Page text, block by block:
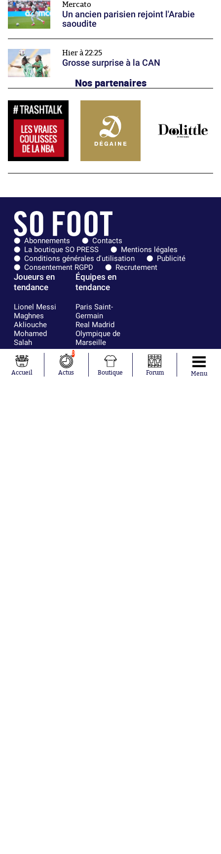
Mercato
Un ancien parisien rejoint l'Arabie
saoudite
Hier à 22:25
Grosse surprise à la CAN
Nos partenaires
Abonnements
Contacts
La boutique SO PRESS
Mentions légales
Conditions générales d'utilisation
Publicité
Consentement RGPD
Recrutement
Joueurs en
tendance
Lionel Messi
Maghnes
Akliouche
Mohamed
Salah
Neymar
Julián Álvarez
Ferrán Torres
Kilian Corredor
Équipes en
tendance
Paris Saint-
Germain
Real Madrid
Olympique de
Marseille
FIFA
FC Barcelone
Argentine
Olympique
Accueil
0
Actus Boutique Forum Menu